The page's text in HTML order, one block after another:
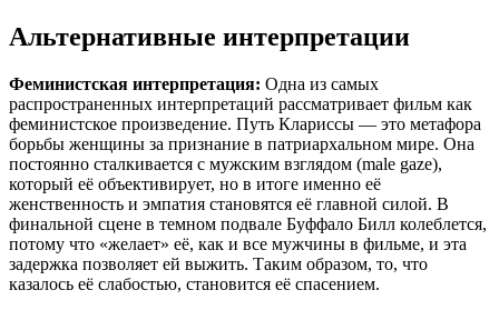
Альтернативные интерпретации
Феминистская интерпретация: Одна из самых
распространенных интерпретаций рассматривает фильм как
феминистское произведение. Путь Клариссы — это метафора
борьбы женщины за признание в патриархальном мире. Она
постоянно сталкивается с мужским взглядом (male gaze),
который её объективирует, но в итоге именно её
женственность и эмпатия становятся её главной силой. В
финальной сцене в темном подвале Буффало Билл колеблется,
потому что «желает» её, как и все мужчины в фильме, и эта
задержка позволяет ей выжить. Таким образом, то, что
казалось её слабостью, становится её спасением.